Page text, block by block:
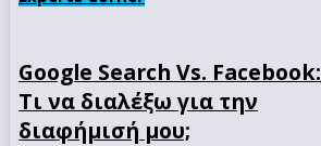
Google Search Vs. Facebook:
Τι να διαλέξω για την
διαφήμισή μου;